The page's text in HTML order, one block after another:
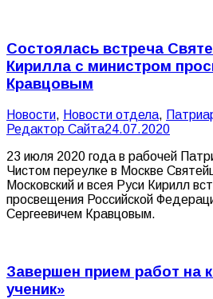
Состоялась встреча
Кирилла с министром
Кравцовым
Новости, Новости отдела,
Редактор Сайта24.07.2020
23 июля 2020 года в рабочей
Чистом переулке в Москве
Московский и всея Руси Кирилл
просвещения Российской
Сергеевичем Кравцовым.
Завершен прием работ на
ученик»